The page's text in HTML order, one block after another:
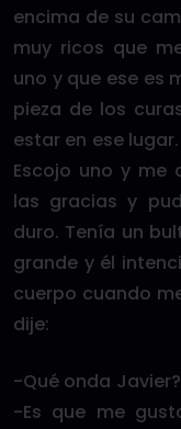
encima de su
muy ricos que
uno y que ese es
pieza de los
estar en ese lugar.
Escojo uno y me
las gracias y
duro. Tenía un
grande y él
cuerpo cuando
dije:
-Qué onda
-Es que me